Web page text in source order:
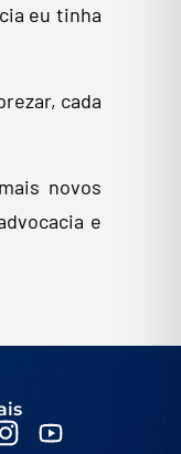
eu tinha
cada
novos
e